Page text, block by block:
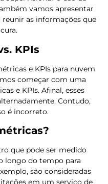
vamos apresentar
as informações que
KPIs
e KPIs para nuvem
começar com uma
e KPIs. Afinal, esses
Contudo,
é incorreto.
que pode ser medido
longo do tempo para
são consideradas
em um serviço de